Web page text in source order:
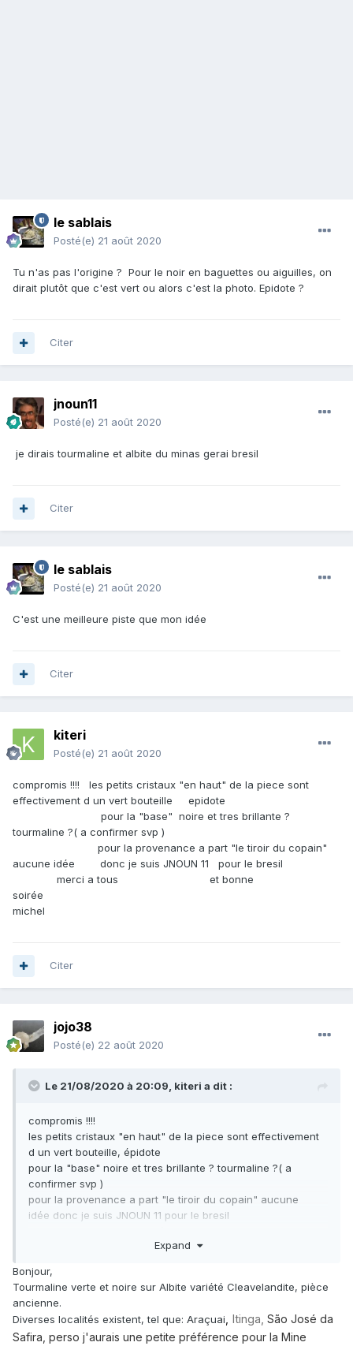
le sablais
Posté(e) 21 août 2020
Tu n'as pas l'origine ? Pour le noir en baguettes ou aiguilles, on
dirait plutôt que c'est vert ou alors c'est la photo. Epidote ?
Citer
jnoun11
Posté(e) 21 août 2020
je dirais tourmaline et albite du minas gerai bresil
Citer
le sablais
Posté(e) 21 août 2020
C'est une meilleure piste que mon idée
Citer
kiteri
Posté(e) 21 août 2020
compromis !!!! les petits cristaux "en haut" de la piece sont
effectivement d un vert bouteille epidote
pour la "base" noire et tres brillante ?
tourmaline ?( a confirmer svp )
pour la provenance a part "le tiroir du copain"
aucune idée donc je suis JNOUN 11 pour le bresil
merci a tous et bonne
soirée
michel
Citer
jojo38
Posté(e) 22 août 2020
Le 21/08/2020 à 20:09, kiteri a dit :
compromis !!!!
les petits cristaux "en haut" de la piece sont effectivement
d un vert bouteille, épidote
pour la "base" noire et tres brillante ? tourmaline ?( a
confirmer svp )
pour la provenance a part "le tiroir du copain" aucune
idée donc je suis JNOUN 11 pour le bresil
Expand
Bonjour,
Tourmaline verte et noire sur Albite variété Cleavelandite, pièce
ancienne.
Diverses localités existent, tel que: Araçuai
Itinga, São José da
Safira, perso j'aurais une petite préférence pour la Mine